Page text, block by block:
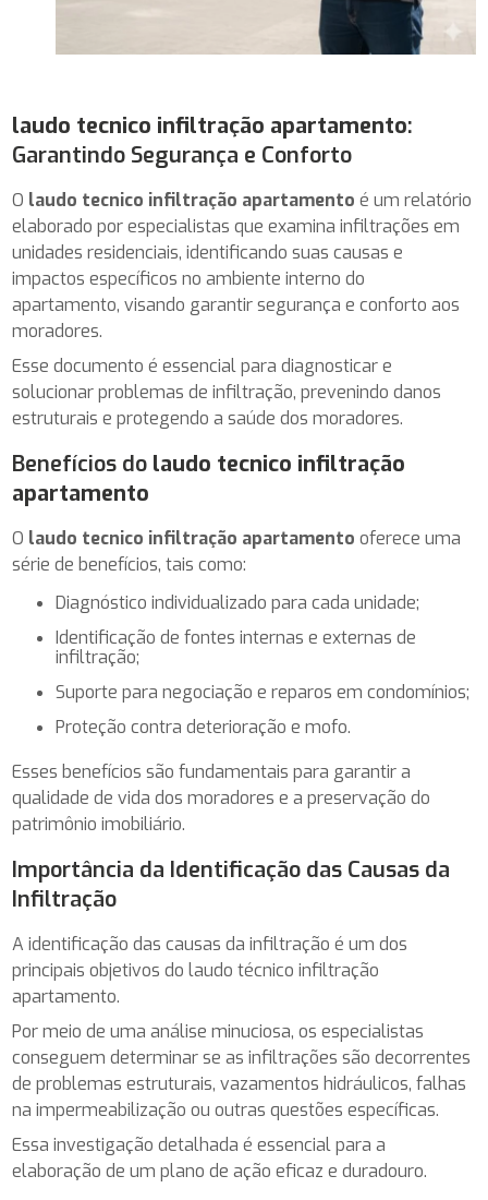
laudo tecnico infiltração apartamento:
Garantindo Segurança e Conforto
O laudo tecnico infiltração apartamento é um relatório
elaborado por especialistas que examina infiltrações em
unidades residenciais, identificando suas causas e
impactos específicos no ambiente interno do
apartamento, visando garantir segurança e conforto aos
moradores.
Esse documento é essencial para diagnosticar e
solucionar problemas de infiltração, prevenindo danos
estruturais e protegendo a saúde dos moradores.
Benefícios do laudo tecnico infiltração
apartamento
O laudo tecnico infiltração apartamento oferece uma
série de benefícios, tais como:
Diagnóstico individualizado para cada unidade;
Identificação de fontes internas e externas de
infiltração;
Suporte para negociação e reparos em condomínios;
Proteção contra deterioração e mofo.
Esses benefícios são fundamentais para garantir a
qualidade de vida dos moradores e a preservação do
patrimônio imobiliário.
Importância da Identificação das Causas da
Infiltração
A identificação das causas da infiltração é um dos
principais objetivos do laudo técnico infiltração
apartamento.
Por meio de uma análise minuciosa, os especialistas
conseguem determinar se as infiltrações são decorrentes
de problemas estruturais, vazamentos hidráulicos, falhas
na impermeabilização ou outras questões específicas.
Essa investigação detalhada é essencial para a
elaboração de um plano de ação eficaz e duradouro.